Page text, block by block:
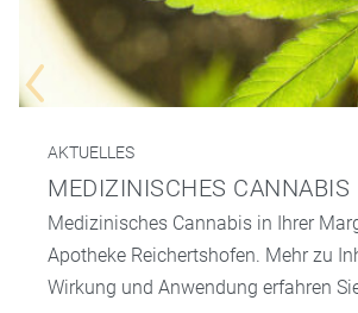
AKTUELLES
MEDIZINISCHES CANNABIS
Medizinisches Cannabis in Ihrer
Apotheke Reichertshofen. Mehr zu
Wirkung und Anwendung erfahren